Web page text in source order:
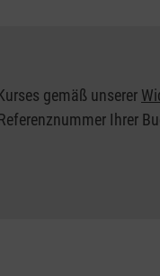
gemäß unserer
Ihrer